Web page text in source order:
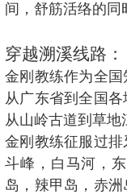
间，舒筋活络的同
穿越溯溪线路：
金刚教练作为全
从广东省到全国
从山岭古道到草地
金刚教练征服过
斗峰，白马河，
岛，辣甲岛，赤